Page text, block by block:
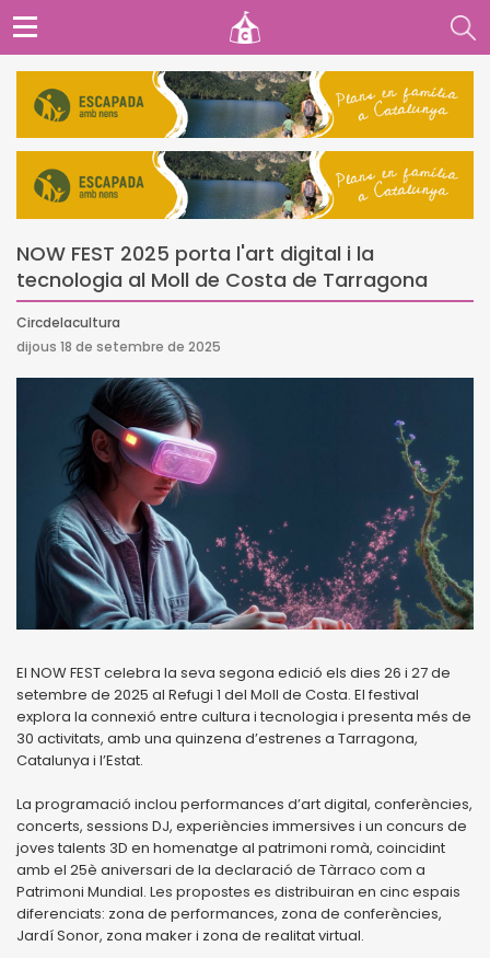
NOW FEST 2025 porta l'art digital i la
tecnologia al Moll de Costa de Tarragona
Circdelacultura
dijous 18 de setembre de 2025
El NOW FEST celebra la seva segona edició els dies 26 i 27 de
setembre de 2025 al Refugi 1 del Moll de Costa. El festival
explora la connexió entre cultura i tecnologia i presenta més de
30 activitats, amb una quinzena d’estrenes a Tarragona,
Catalunya i l’Estat.
La programació inclou performances d’art digital, conferències,
concerts, sessions DJ, experiències immersives i un concurs de
joves talents 3D en homenatge al patrimoni romà, coincidint
amb el 25è aniversari de la declaració de Tàrraco com a
Patrimoni Mundial. Les propostes es distribuiran en cinc espais
diferenciats: zona de performances, zona de conferències,
Jardí Sonor, zona maker i zona de realitat virtual.